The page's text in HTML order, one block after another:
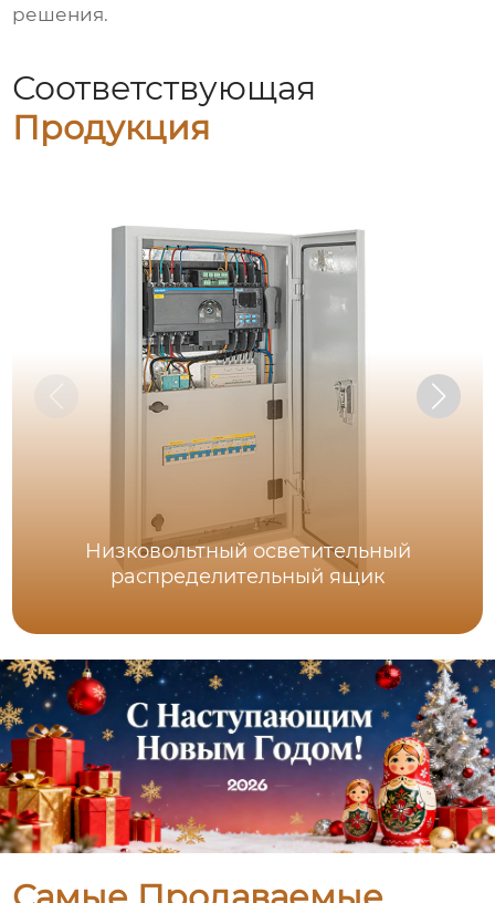
решения.
Соответствующая
Продукция
Низковольтный осветительный
распределительный ящик